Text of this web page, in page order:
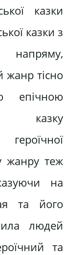
казки
казки з
напряму,
тісно
епічною
казку
жанру теж
на
та його
людей
та